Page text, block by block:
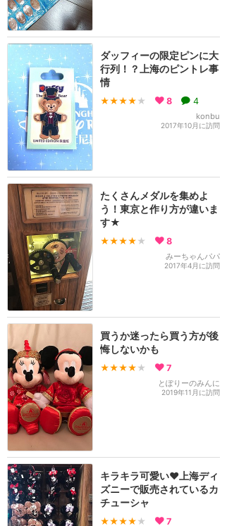
ダッフィーの限定ピンに大
行列！？上海のピントレ事
情
★★★★ ★ 8 4
konbu
2017年10月に訪問
たくさんメダルを集めよ
う！東京と作り方が違いま
す★
★★★★ ★ 8
みーちゃんパパ
2017年4月に訪問
買うか迷ったら買う方が後
悔しないかも
★★★★ ★ 7
とぽりーのみんに
2019年11月に訪問
キラキラ可愛い❤️上海ディ
ズニーで販売されているカ
チューシャ
★★★★ ★ 7